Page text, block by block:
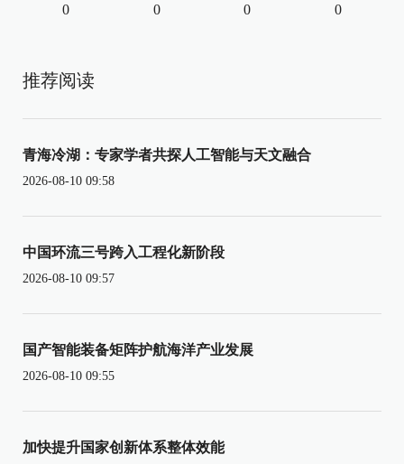
0 0 0 0
推荐阅读
青海冷湖：专家学者共探人工智能与天文融合
2026-08-10 09:58
中国环流三号跨入工程化新阶段
2026-08-10 09:57
国产智能装备矩阵护航海洋产业发展
2026-08-10 09:55
加快提升国家创新体系整体效能